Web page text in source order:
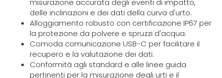
delle inclinazioni e dei dati della curva d'urto.
Alloggiamento robusto con certificazione IP67 per
la protezione da polvere e spruzzi d'acqua.
Comoda comunicazione USB-C per facilitare il
recupero e la valutazione dei dati.
Conformità agli standard e alle linee guida
pertinenti per la misurazione degli urti e il